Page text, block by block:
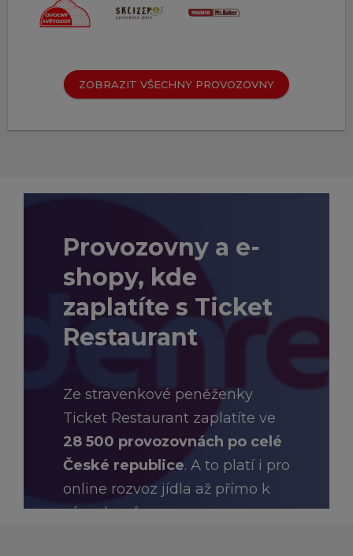
ZOBRAZIT VŠECHNY PROVOZOVNY
Provozovny a e-
shopy, kde
zaplatíte s Ticket
Restaurant
Ze stravenkové peněženky
Ticket Restaurant zaplatíte ve
28 500 provozovnách po celé
České republice. A to platí i pro
online rozvoz jídla až přímo k
vám domů.